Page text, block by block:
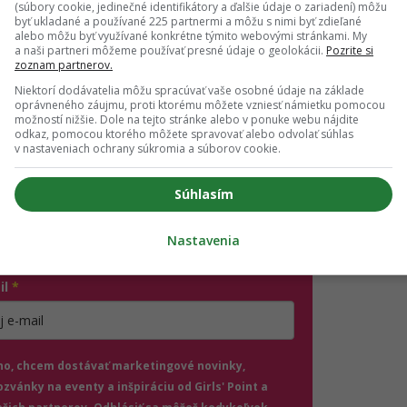
kontakty. Ľahko sa dajú do reči s cudzími ľuďmi a často
s každým. Práve táto otvorenosť je však zároveň
ti nič neutečie! 💌
vedieť o najnovšom Girls' Point evente ako prvá?
sa na odber e-mailových newslettrov.
si nezabudni skontrolovať e-mail a potvrď
*
chcem dostávať marketingové novinky,
na eventy a inšpiráciu od Girls' Point a
(súbory cookie, jedinečné identifikátory a ďalšie údaje o zariadení) môžu
byť ukladané a používané 225 partnermi a môžu s nimi byť zdieľané
alebo môžu byť využívané konkrétne týmito webovými stránkami. My
a naši partneri môžeme používať presné údaje o geolokácii. Pozrite si
zoznam partnerov.
Niektorí dodávatelia môžu spracúvať vaše osobné údaje na základe
oprávneného záujmu, proti ktorému môžete vzniesť námietku pomocou
možností nižšie. Dole na tejto stránke alebo v ponuke webu nájdite
odkaz, pomocou ktorého môžete spravovať alebo odvolať súhlas
v nastaveniach ochrany súkromia a súborov cookie.
Súhlasím
Nastavenia